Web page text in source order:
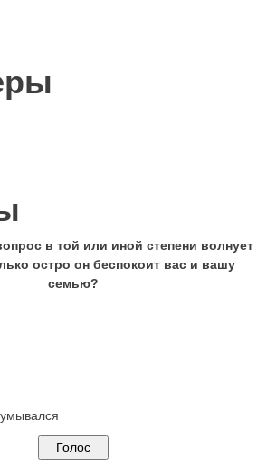
в той или иной степени волнует
остро он беспокоит вас и вашу
семью?